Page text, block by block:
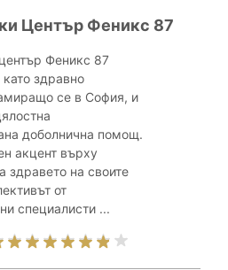
Център Феникс 87
Феникс 87
здравно
се в София, и
доболнична помощ.
акцент върху
здравето на своите
от
специалисти ...